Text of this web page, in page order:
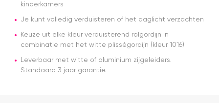
kinderkamers
Je kunt volledig verduisteren of het daglicht verzachten
Keuze uit elke kleur verduisterend rolgordijn in
combinatie met het witte plisségordijn (kleur 1016)
Leverbaar met witte of aluminium zijgeleiders.
Standaard 3 jaar garantie.